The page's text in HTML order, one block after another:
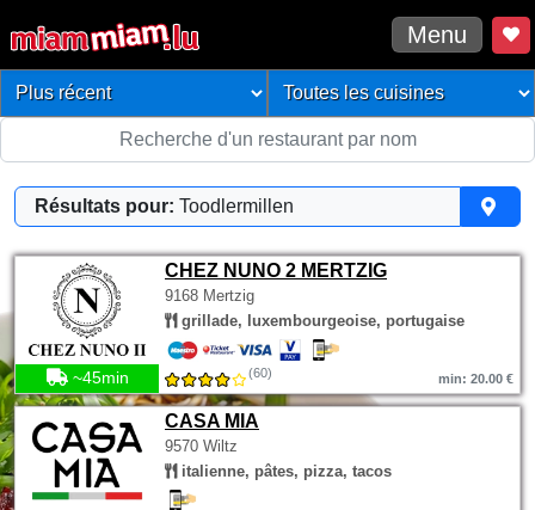
Menu
Résultats pour: Toodlermillen
CHEZ NUNO 2 MERTZIG
9168 Mertzig
grillade, luxembourgeoise, portugaise
~45min (60) min: 20.00 €
CASA MIA
9570 Wiltz
italienne, pâtes, pizza, tacos